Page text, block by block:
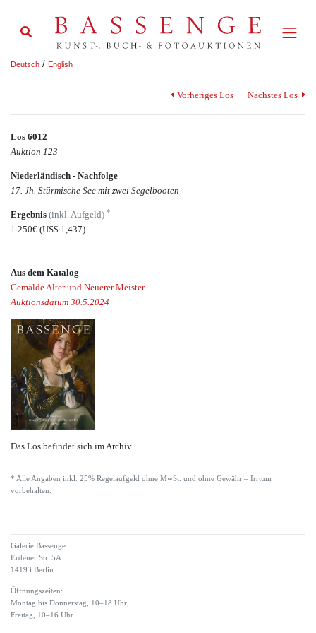
Deutsch / English
Vorheriges Los Nächstes Los
Los 6012
Auktion 123
Niederländisch - Nachfolge
17. Jh. Stürmische See mit zwei Segelbooten
Ergebnis (inkl. Aufgeld) *
1.250€ (US$ 1,437)
Aus dem Katalog
Gemälde Alter und Neuerer Meister
Auktionsdatum 30.5.2024
Das Los befindet sich im Archiv.
* Alle Angaben inkl. 25% Regelaufgeld ohne MwSt. und ohne Gewähr – Irrtum
vorbehalten.
Galerie Bassenge
Erdener Str. 5A
14193 Berlin
Öffnungszeiten:
Montag bis Donnerstag, 10–18 Uhr,
Freitag, 10–16 Uhr